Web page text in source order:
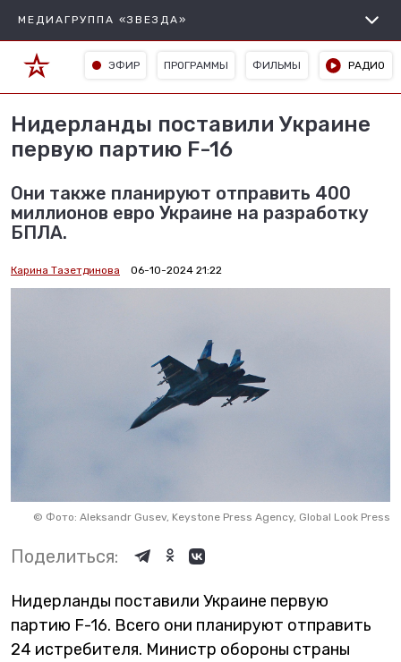
МЕДИАГРУППА «ЗВЕЗДА»
ЭФИР ПРОГРАММЫ ФИЛЬМЫ РАДИО
Нидерланды поставили Украине
первую партию F-16
Они также планируют отправить 400
миллионов евро Украине на разработку
БПЛА.
Карина Тазетдинова 06-10-2024 21:22
© Фото: Aleksandr Gusev, Keystone Press Agency, Global Look Press
Поделиться:
Нидерланды поставили Украине первую
партию F-16. Всего они планируют отправить
24 истребителя. Министр обороны страны